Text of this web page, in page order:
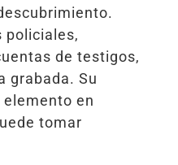
policiales,
de testigos,
grabada. Su
en
tomar